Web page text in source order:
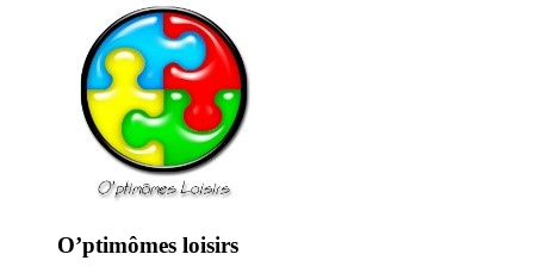
O’ptimômes loisirs